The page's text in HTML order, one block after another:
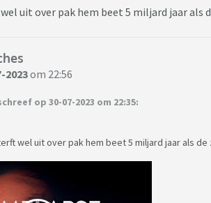
uit over pak hem beet 5 miljard jaar als
2023om 22:56
op 30-07-2023 om 22:35:
wel uit over pak hem beet 5 miljard jaar als